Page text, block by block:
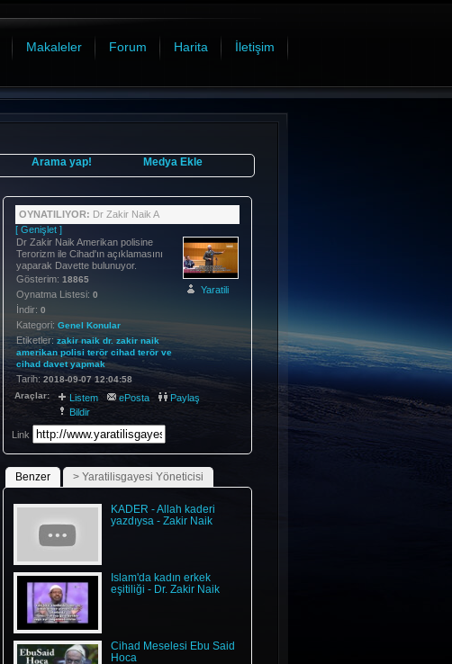
Makaleler Forum Harita İletişim
Arama yap! Medya Ekle
OYNATILIYOR: Dr Zakir Naik A
[ Genişlet ]
Dr Zakir Naik Amerikan polisine
Terorizm ile Cihad'ın açıklamasını
yaparak Davette bulunuyor.
Gösterim: 18865
Oynatma Listesi: 0
İndir: 0
Kategori: Genel Konular
Etiketler: zakir naik dr. zakir naik
amerikan polisi terör cihad terör ve
cihad davet yapmak
Tarih: 2018-09-07 12:04:58
Yaratili
Araçlar: Listem ePosta
Paylaş
Bildir
Link
Benzer > Yaratilisgayesi Yöneticisi
KADER - Allah kaderi
yazdıysa - Zakir Naik
İslam'da kadın erkek
eşitiliği - Dr. Zakir Naik
Cihad Meselesi Ebu Said
Hoca